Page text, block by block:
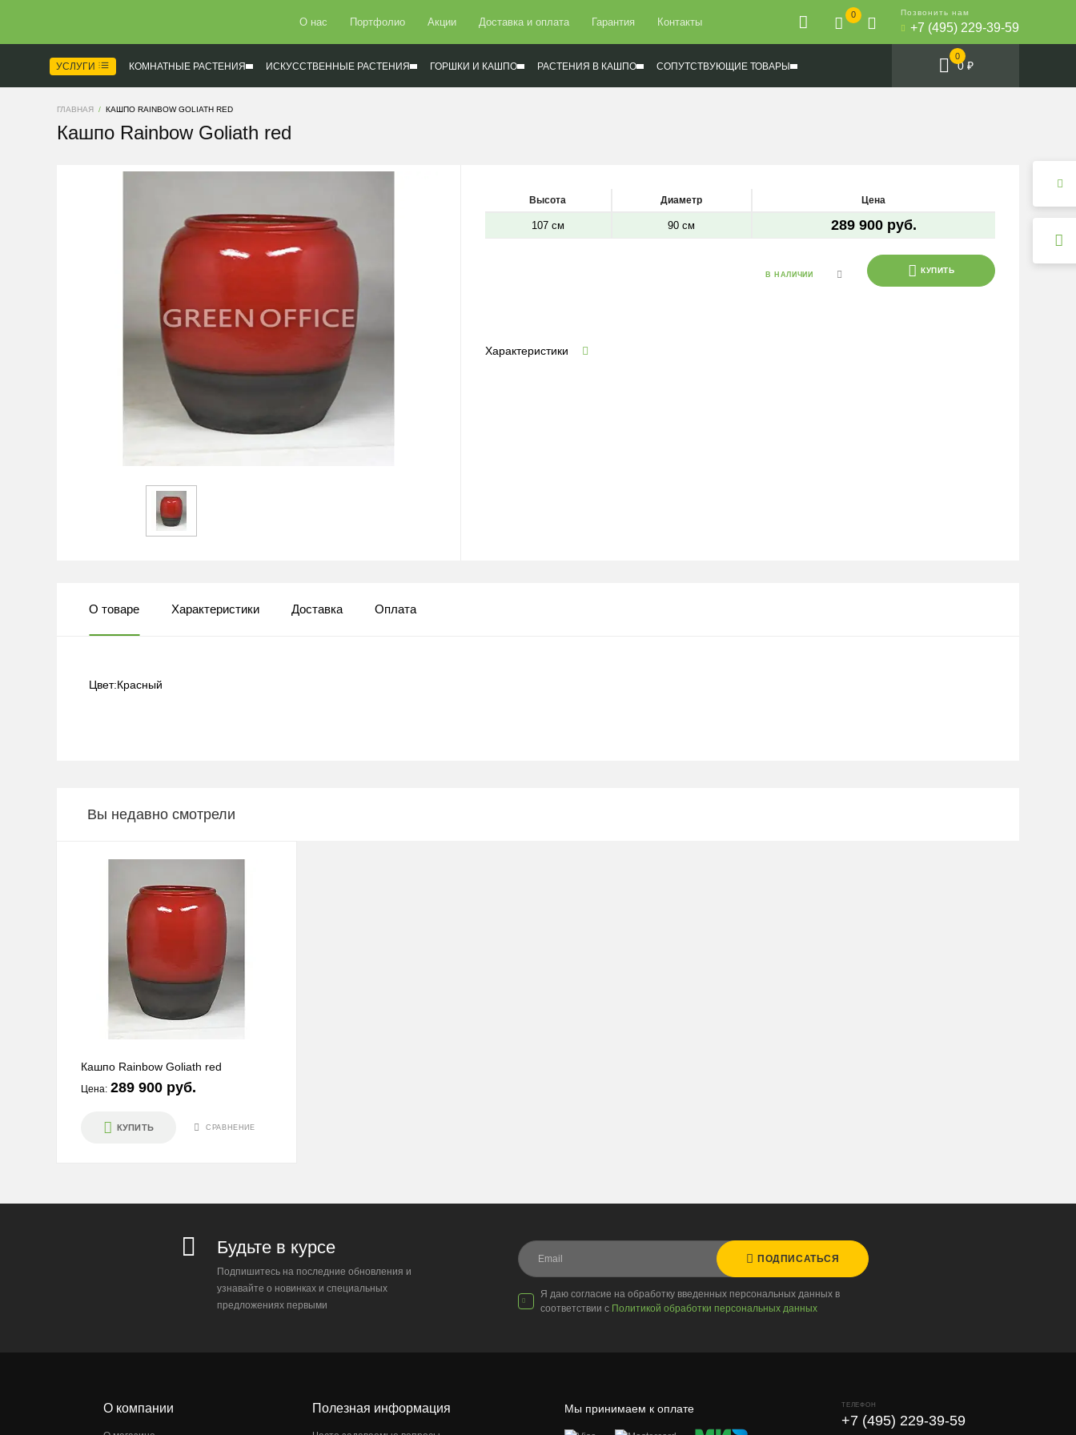
О нас Портфолио Акции Доставка и оплата Гарантия Контакты
0 Позвонить нам
+7 (495) 229-39-59
УСЛУГИ КОМНАТНЫЕ РАСТЕНИЯ ИСКУССТВЕННЫЕ РАСТЕНИЯ ГОРШКИ И КАШПО РАСТЕНИЯ В КАШПО СОПУТСТВУЮЩИЕ ТОВАРЫ
0
0 ₽
ГЛАВНАЯ КАШПО RAINBOW GOLIATH RED
Кашпо Rainbow Goliath red
Высота Диаметр Цена
107 см 90 см 289 900 руб.
В НАЛИЧИИ КУПИТЬ
Характеристики
О товаре Характеристики Доставка Оплата
Цвет:Красный
Вы недавно смотрели
Кашпо Rainbow Goliath red
Цена: 289 900 руб.
КУПИТЬ СРАВНЕНИЕ
Будьте в курсе
Подпишитесь на последние обновления и
узнавайте о новинках и специальных
предложениях первыми
ПОДПИСАТЬСЯ
Я даю согласие на обработку введенных персональных данных в
соответствии с Политикой обработки персональных данных
О компании Полезная информация Мы принимаем к оплате ТЕЛЕФОН
+7 (495) 229-39-59